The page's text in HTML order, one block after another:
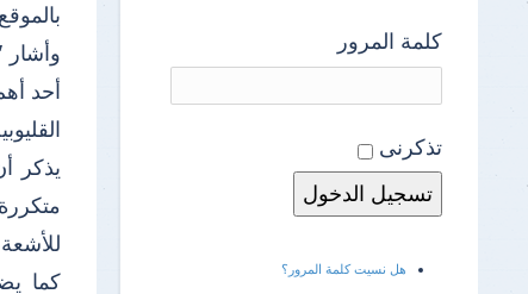
أحد
كما
كلمة المرور
تذكرنى
هل نسيت كلمة المرور؟